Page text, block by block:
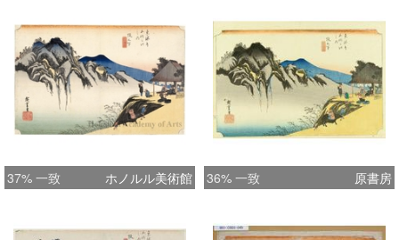
37% 一致 ホノルル美術館 36% 一致 原書房